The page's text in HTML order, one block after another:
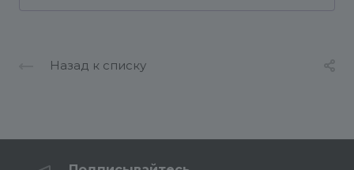
Назад к списку